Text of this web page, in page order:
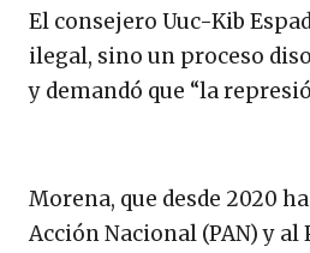
El consejero Uuc-Kib
ilegal, sino un proceso
y demandó que “la
Morena, que desde 2020
Acción Nacional (PAN) y